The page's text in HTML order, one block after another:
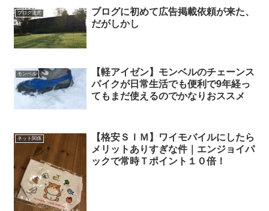
ブログ運営
ブログに初めて広告掲載依頼が来た、
だがしかし
モンベル
【軽アイゼン】モンベルのチェーンス
パイクが日常生活でも便利で9年経っ
てもまだ使えるのでかなりおススメ
ネット関係
【格安ＳＩＭ】ワイモバイルにしたら
メリットありすぎな件｜エンジョイパ
ックで常時Ｔポイント１０倍！